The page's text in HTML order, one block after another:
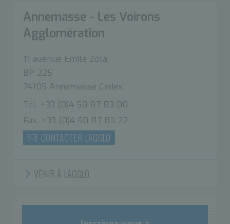
Annemasse - Les Voirons
Agglomération
11 avenue Emile Zola
BP 225
74105 Annemasse Cedex
Tél. +33 (0)4 50 87 83 00
Fax. +33 (0)4 50 87 83 22
CONTACTER L'AGGLO
VENIR À L'AGGLO